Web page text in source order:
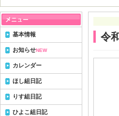
令
基本情報
お知らせNEW
カレンダー
ほし組日記
りす組日記
ひよこ組日記